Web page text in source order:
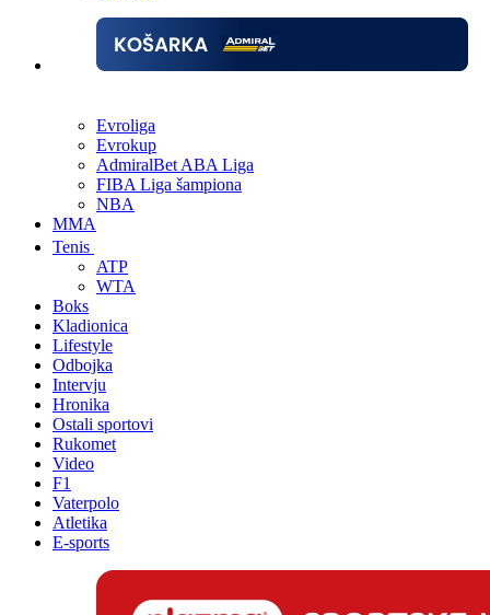
Evroliga
Evrokup
AdmiralBet ABA Liga
FIBA Liga šampiona
NBA
MMA
Tenis
ATP
WTA
Boks
Kladionica
Lifestyle
Odbojka
Intervju
Hronika
Ostali sportovi
Rukomet
Video
F1
Vaterpolo
Atletika
E-sports